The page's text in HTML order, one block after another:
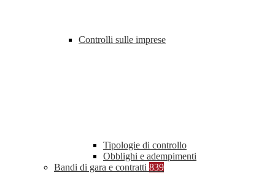
Controlli sulle imprese
Tipologie di controllo
Obblighi e adempimenti
Bandi di gara e contratti 839